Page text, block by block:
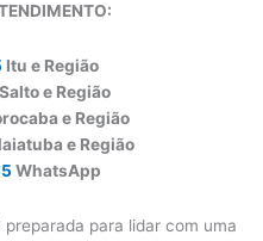
Itu e Região
Salto e Região
e Região
e Região
WhatsApp
preparada para lidar com uma